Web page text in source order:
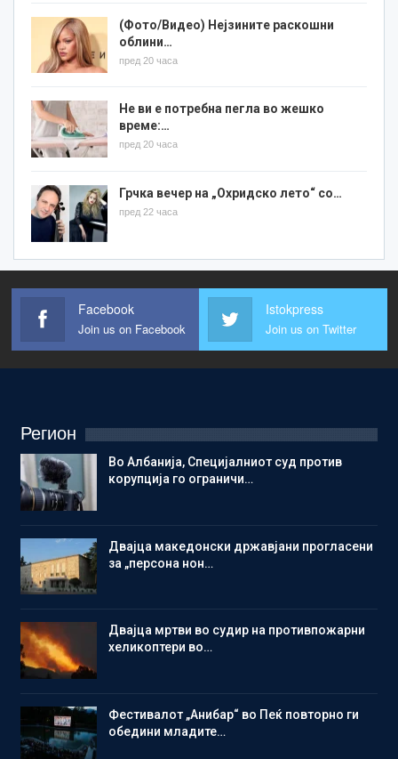
(Фото/Видео) Нејзините раскошни
облини…
пред 20 часа
Не ви е потребна пегла во жешко
време:…
пред 20 часа
Грчка вечер на „Охридско лето“ со…
пред 22 часа
Facebook
Join us on Facebook
Istokpress
Join us on Twitter
Регион
Во Албанија, Специјалниот суд против
корупција го ограничи…
Двајца македонски државјани прогласени
за „персона нон…
Двајца мртви во судир на противпожарни
хеликоптери во…
Фестивалот „Анибар“ во Пеќ повторно ги
обедини младите…